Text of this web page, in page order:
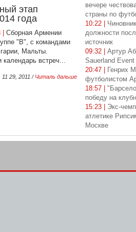
этап
года
Сборная Армении
"B", с командами
Мальты.
календарь встреч...
11 29, 2011 / Читаль дальше
вечере
страны по
10:22 |
должности
источник
09:32 | Артур
Sauerland
20:47 |
Генрих
футболистом
18:57 |
победу на
15:23 | Экс-
атлетике
Москве